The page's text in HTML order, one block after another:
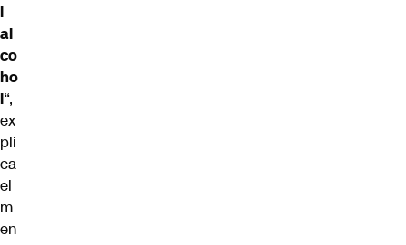
l
al
co
ho
l“,
ex
pli
ca
el
m
en